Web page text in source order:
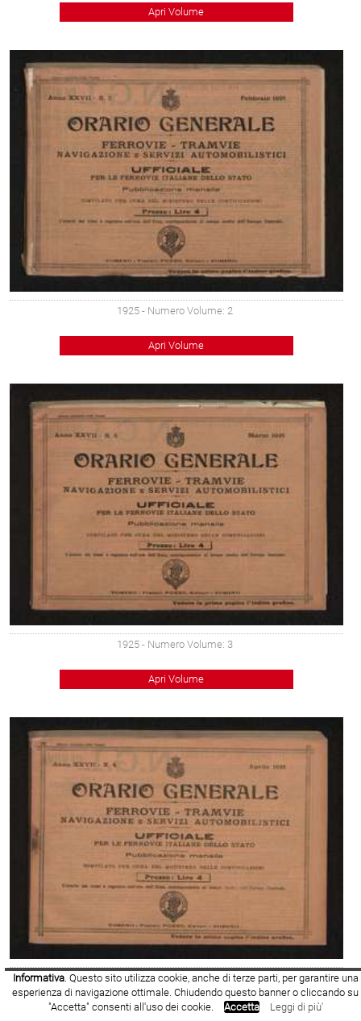
Apri Volume
1925 - Numero Volume: 2
Apri Volume
1925 - Numero Volume: 3
Apri Volume
1925- Numero Volume: 4
Apri Volume
Informativa. Questo sito utilizza cookie, anche di terze parti, per garantire una
esperienza di navigazione ottimale. Chiudendo questo banner o cliccando su
"Accetta" consenti all'uso dei cookie.
Accetta Leggi di più'